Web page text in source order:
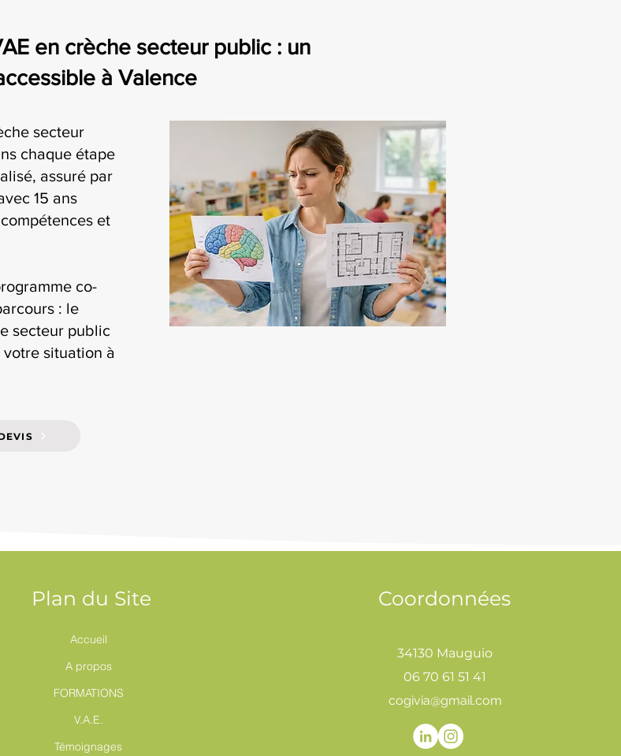
en crèche secteur public : un
à Valence
secteur
chaque étape
assuré par
15 ans
et
co-
: le
secteur public
situation à
Plan du Site
Accueil
A propos
FORMATIONS
V.A.E.
Témoignages
Coordonnées
34130 Mauguio
06 70 61 51 41
cogivia@gmail.com